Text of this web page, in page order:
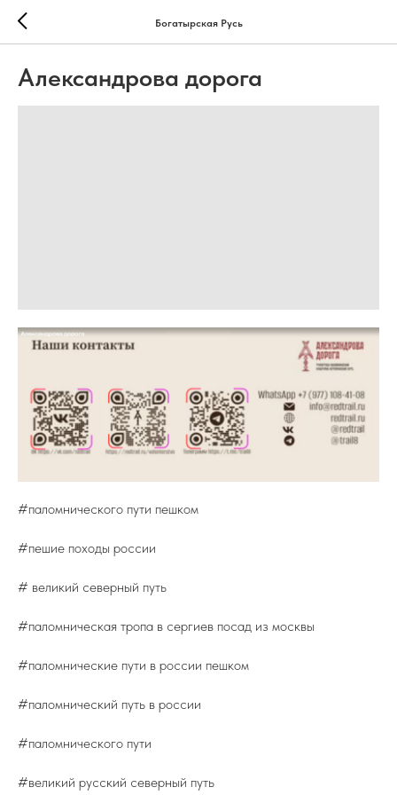
Богатырская Русь
Александрова дорога
#паломнического пути пешком
#пешие походы россии
# великий северный путь
#паломническая тропа в сергиев посад из москвы
#паломнические пути в россии пешком
#паломнический путь в россии
#паломнического пути
#великий русский северный путь